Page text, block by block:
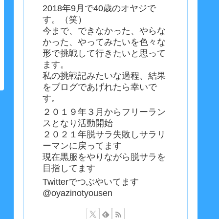
2018年9月で40歳のオヤジで
す。（笑）
今まで、できなかった、やらな
かった、やってみたいを色々な
形で挑戦して行きたいと思って
ます。
私の挑戦記みたいな過程、結果
をブログであげれたら幸いで
す。
２０１９年３月からフリーラン
スとなり活動開始
２０２１年脱サラ失敗しサラリ
ーマンに戻ってます
現在黒服をやりながら脱サラを
目指してます
Twitterでつぶやいてます
@oyazinotyousen